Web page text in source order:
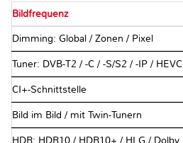
Bildfrequenz
Dimming: Global / Zonen / Pixel
Tuner: DVB-T2 / -C / -S/S2 / -IP / HEVC
CI+-Schnittstelle
Bild im Bild / mit Twin-Tunern